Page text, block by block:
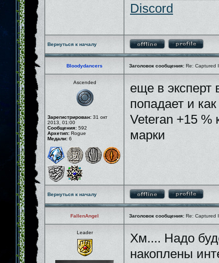
Discord
Вернуться к началу
Bloodydancers Заголовок сообщения: Re: Captured
Ascended
Зарегистрирован: 31 окт
2013, 01:00
Сообщения: 592
Архетип: Rogue
Медали: 6
еще в эксперт
попадает и
Veteran +15 %
марки
Вернуться к началу
FallenAngel Заголовок сообщения: Re: Captured
Leader
Хм.... Надо
накоплены